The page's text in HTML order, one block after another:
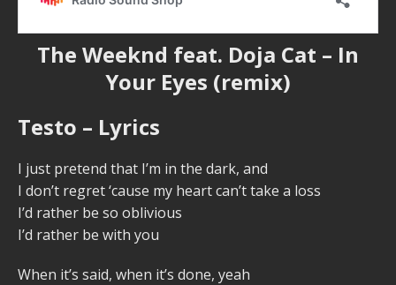
The Weeknd feat. Doja Cat – In
Your Eyes (remix)
Testo – Lyrics
I just pretend that I’m in the dark, and
I don’t regret ‘cause my heart can’t take a loss
I’d rather be so oblivious
I’d rather be with you
When it’s said, when it’s done, yeah